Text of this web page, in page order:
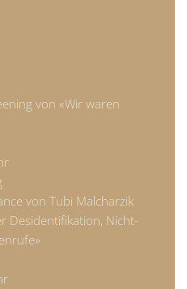
von «Wir waren
von Tubi Malcharzik
Desidentifikation, Nicht-